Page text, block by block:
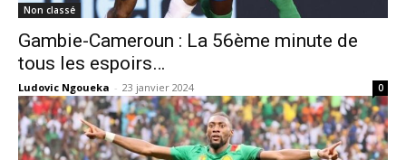
Non classé
Gambie-Cameroun : La 56ème minute de
tous les espoirs…
Ludovic Ngoueka - 23 janvier 2024 0